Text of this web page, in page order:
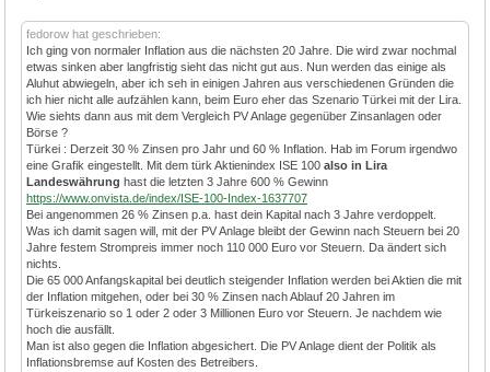
fedorow hat geschrieben:
Ich ging von normaler Inflation aus die nächsten 20 Jahre. Die wird zwar nochmal
etwas sinken aber langfristig sieht das nicht gut aus. Nun werden das einige als
Aluhut abwiegeln, aber ich seh in einigen Jahren aus verschiedenen Gründen die
ich hier nicht alle aufzählen kann, beim Euro eher das Szenario Türkei mit der Lira.
Wie siehts dann aus mit dem Vergleich PV Anlage gegenüber Zinsanlagen oder
Börse ?
Türkei : Derzeit 30 % Zinsen pro Jahr und 60 % Inflation. Hab im Forum irgendwo
eine Grafik eingestellt. Mit dem türk Aktienindex ISE 100 also in Lira
Landeswährung hast die letzten 3 Jahre 600 % Gewinn
https://www.onvista.de/index/ISE-100-Index-1637707
Bei angenommen 26 % Zinsen p.a. hast dein Kapital nach 3 Jahre verdoppelt.
Was ich damit sagen will, mit der PV Anlage bleibt der Gewinn nach Steuern bei 20
Jahre festem Strompreis immer noch 110 000 Euro vor Steuern. Da ändert sich
nichts.
Die 65 000 Anfangskapital bei deutlich steigender Inflation werden bei Aktien die mit
der Inflation mitgehen, oder bei 30 % Zinsen nach Ablauf 20 Jahren im
Türkeiszenario so 1 oder 2 oder 3 Millionen Euro vor Steuern. Je nachdem wie
hoch die ausfällt.
Man ist also gegen die Inflation abgesichert. Die PV Anlage dient der Politik als
Inflationsbremse auf Kosten des Betreibers.